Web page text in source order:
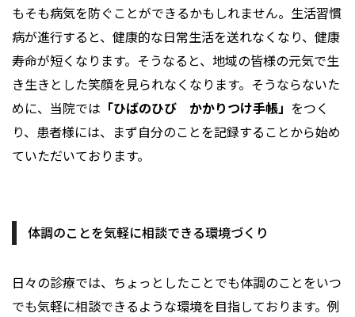
もそも病気を防ぐことができるかもしれません。生活習慣
病が進行すると、健康的な日常生活を送れなくなり、健康
寿命が短くなります。そうなると、地域の皆様の元気で生
き生きとした笑顔を見られなくなります。そうならないた
めに、当院では 「ひばのひび かかりつけ手帳」 をつく
り、患者様には、まず自分のことを記録することから始め
ていただいております。
体調のことを気軽に相談できる環境づくり
日々の診療では、ちょっとしたことでも体調のことをいつ
でも気軽に相談できるような環境を目指しております。例